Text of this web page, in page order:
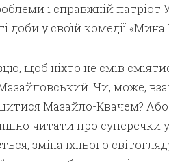
і справжній патріот
доби у своїй комедії «Мина
щоб ніхто не смів
Чи, може,
Мазайло-Квачем?
читати про суперечки
зміна їхнього